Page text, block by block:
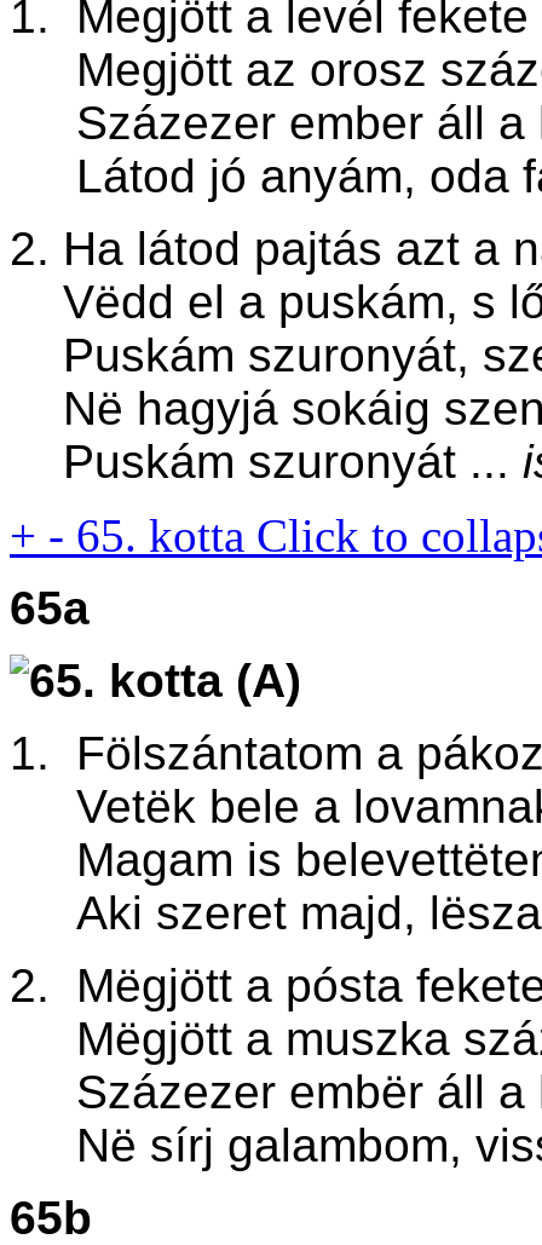
1. Megjött a levél fekete
Megjött az orosz
Százezer ember áll a
Látod jó anyám, oda
2. Ha látod pajtás azt a
Vëdd el a puskám, s
Puskám szuronyát,
Në hagyjá sokáig
Puskám szuronyát ...
+ - 65. kotta Click to
65a
1. Fölszántatom a
Vetëk bele a
Magam is belevettë
Aki szeret majd, lë
2. Mëgjött a pósta
Mëgjött a muszka
Százezer embër áll a
Në sírj galambom,
65b